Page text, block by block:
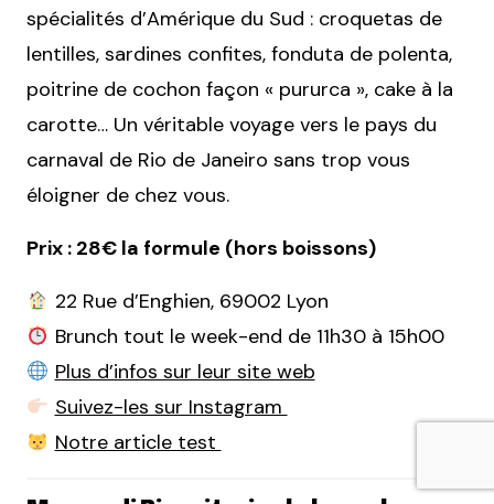
spécialités d’Amérique du Sud : croquetas de
lentilles, sardines confites, fonduta de polenta,
poitrine de cochon façon « pururca », cake à la
carotte… Un véritable voyage vers le pays du
carnaval de Rio de Janeiro sans trop vous
éloigner de chez vous.
Prix : 28€ la formule (hors boissons)
22 Rue d’Enghien, 69002 Lyon
Brunch tout le week-end de 11h30 à 15h00
Plus d’infos sur leur site web
Suivez-les sur Instagram
Notre article test